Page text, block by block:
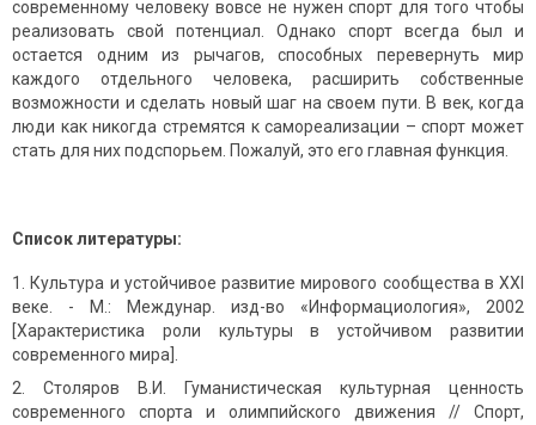
современному человеку вовсе не нужен спорт для того чтобы
реализовать свой потенциал. Однако спорт всегда был и
остается одним из рычагов, способных перевернуть мир
каждого отдельного человека, расширить собственные
возможности и сделать новый шаг на своем пути. В век, когда
люди как никогда стремятся к самореализации – спорт может
стать для них подспорьем. Пожалуй, это его главная функция.
Список литературы:
Культура и устойчивое развитие мирового сообщества в XXI
веке. - М.: Междунар. изд-во «Информациология», 2002
[Характеристика роли культуры в устойчивом развитии
современного мира].
Столяров В.И. Гуманистическая культурная ценность
современного спорта и олимпийского движения // Спорт,